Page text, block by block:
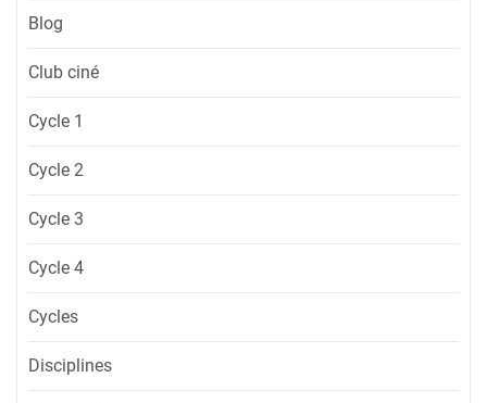
Blog
Club ciné
Cycle 1
Cycle 2
Cycle 3
Cycle 4
Cycles
Disciplines